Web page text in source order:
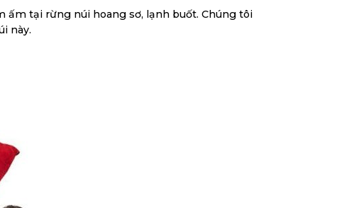
tại rừng núi hoang sơ, lạnh buốt. Chúng tôi
này.